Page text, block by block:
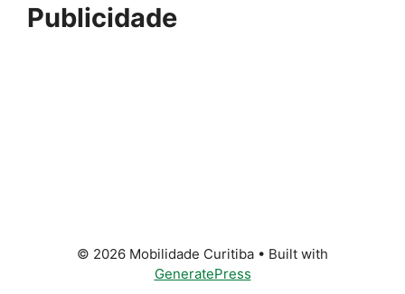
Publicidade
© 2026 Mobilidade Curitiba • Built with
GeneratePress